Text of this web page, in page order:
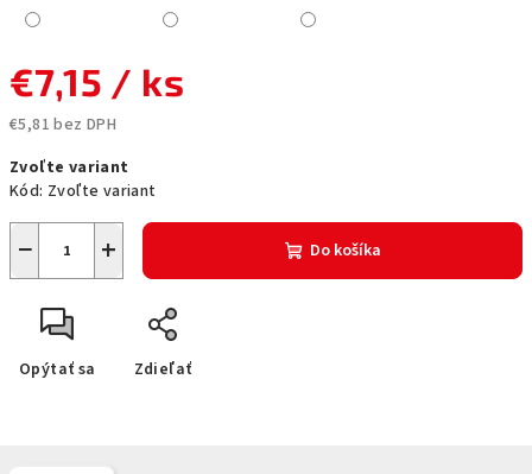
€7,15 / ks
€5,81 bez DPH
cena:
Zvoľte variant
Kód: Zvoľte variant
+
− Do košíka
Opýtať sa Zdieľať